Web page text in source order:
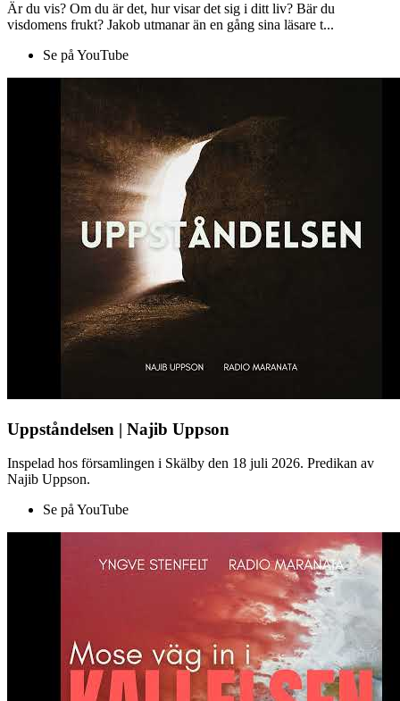
Är du vis? Om du är det, hur visar det sig i ditt liv? Bär du
visdomens frukt? Jakob utmanar än en gång sina läsare t...
Se på YouTube
Uppståndelsen | Najib Uppson
Inspelad hos församlingen i Skälby den 18 juli 2026. Predikan av
Najib Uppson.
Se på YouTube